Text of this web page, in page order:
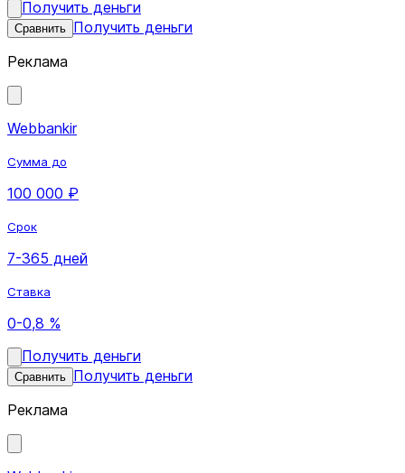
Получить деньги
Сравнить Получить деньги
Реклама
Webbankir
Сумма до
100 000 ₽
Срок
7-365 дней
Ставка
0-0,8 %
Получить деньги
Сравнить Получить деньги
Реклама